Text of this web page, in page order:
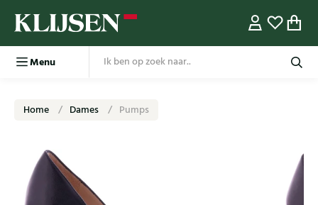
Menu
Home Dames Pumps